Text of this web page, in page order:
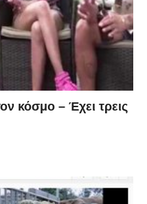
κόσμο – Έχει τρεις